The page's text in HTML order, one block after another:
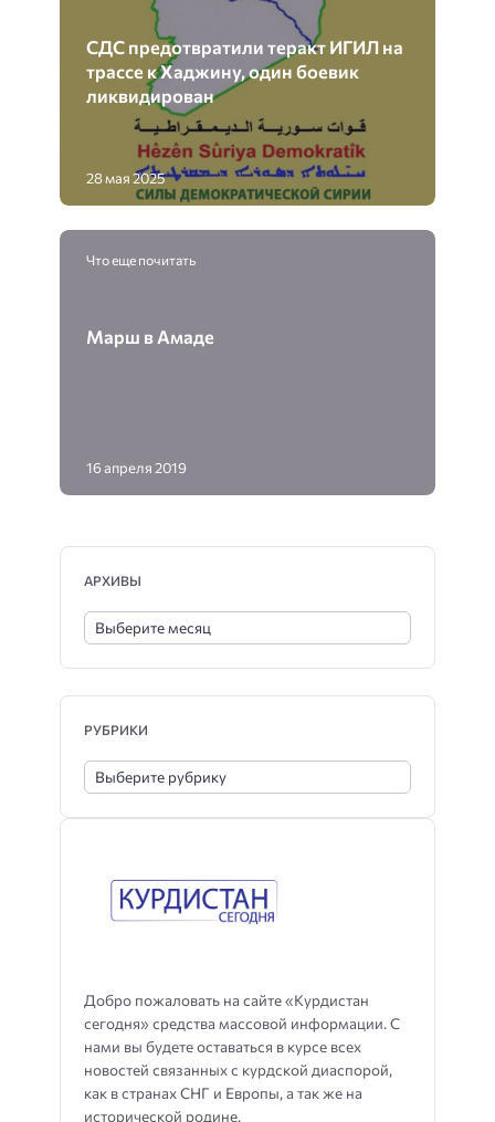
СДС предотвратили теракт ИГИЛ на
трассе к Хаджину, один боевик
ликвидирован
28 мая 2025
Что еще почитать
Марш в Амаде
16 апреля 2019
Добро пожаловать на сайте «Курдистан
сегодня» средства массовой информации. С
нами вы будете оставаться в курсе всех
новостей связанных с курдской диаспорой,
как в странах СНГ и Европы, а так же на
исторической родине.
АРХИВЫ
РУБРИКИ